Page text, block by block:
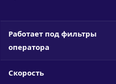
Работает под фильтры
оператора
Скорость